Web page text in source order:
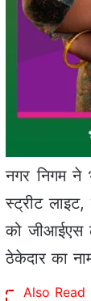
नगर निगम ने
स्ट्रीट
को जीआईएस
ठेकेदार का
Also Read